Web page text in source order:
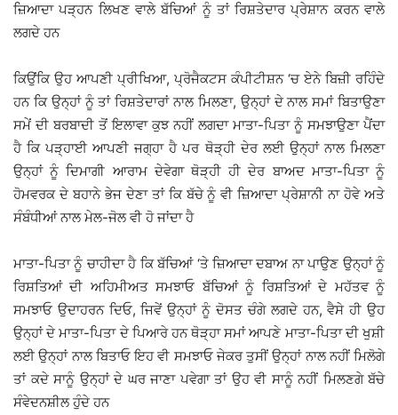
ਜ਼ਿਆਦਾ ਪੜ੍ਹਨ ਲਿਖਣ ਵਾਲੇ ਬੱਚਿਆਂ ਨੂੰ ਤਾਂ ਰਿਸ਼ਤੇਦਾਰ ਪ੍ਰੇਸ਼ਾਨ ਕਰਨ ਵਾਲੇ
ਲਗਦੇ ਹਨ
ਕਿਉਂਕਿ ਉਹ ਆਪਣੀ ਪ੍ਰੀਖਿਆ, ਪ੍ਰੋਜੈਕਟਸ ਕੰਪੀਟੀਸ਼ਨ ‘ਚ ਏਨੇ ਬਿਜ਼ੀ ਰਹਿੰਦੇ
ਹਨ ਕਿ ਉਨ੍ਹਾਂ ਨੂੰ ਤਾਂ ਰਿਸ਼ਤੇਦਾਰਾਂ ਨਾਲ ਮਿਲਣਾ, ਉਨ੍ਹਾਂ ਦੇ ਨਾਲ ਸਮਾਂ ਬਿਤਾਉਣਾ
ਸਮੇਂ ਦੀ ਬਰਬਾਦੀ ਤੋਂ ਇਲਾਵਾ ਕੁਝ ਨਹੀਂ ਲਗਦਾ ਮਾਤਾ-ਪਿਤਾ ਨੂੰ ਸਮਝਾਉਣਾ ਪੈਂਦਾ
ਹੈ ਕਿ ਪੜ੍ਹਾਈ ਆਪਣੀ ਜਗ੍ਹਾ ਹੈ ਪਰ ਥੋੜ੍ਹੀ ਦੇਰ ਲਈ ਉਨ੍ਹਾਂ ਨਾਲ ਮਿਲਣਾ
ਉਨ੍ਹਾਂ ਨੂੰ ਦਿਮਾਗੀ ਆਰਾਮ ਦੇਵੇਗਾ ਥੋੜ੍ਹੀ ਹੀ ਦੇਰ ਬਾਅਦ ਮਾਤਾ-ਪਿਤਾ ਨੂੰ
ਹੋਮਵਰਕ ਦੇ ਬਹਾਨੇ ਭੇਜ ਦੇਣਾ ਤਾਂ ਕਿ ਬੱਚੇ ਨੂੰ ਵੀ ਜ਼ਿਆਦਾ ਪ੍ਰੇਸ਼ਾਨੀ ਨਾ ਹੋਵੇ ਅਤੇ
ਸੰਬੰਧੀਆਂ ਨਾਲ ਮੇਲ-ਜੋਲ ਵੀ ਹੋ ਜਾਂਦਾ ਹੈ
ਮਾਤਾ-ਪਿਤਾ ਨੂੰ ਚਾਹੀਦਾ ਹੈ ਕਿ ਬੱਚਿਆਂ ‘ਤੇ ਜ਼ਿਆਦਾ ਦਬਾਅ ਨਾ ਪਾਉਣ ਉਨ੍ਹਾਂ ਨੂੰ
ਰਿਸ਼ਤਿਆਂ ਦੀ ਅਹਿਮੀਅਤ ਸਮਝਾਓ ਬੱਚਿਆਂ ਨੂੰ ਰਿਸ਼ਤਿਆਂ ਦੇ ਮਹੱਤਵ ਨੂੰ
ਸਮਝਾਓ ਉਦਾਹਰਨ ਦਿਓ, ਜਿਵੇਂ ਉਨ੍ਹਾਂ ਨੂੰ ਦੋਸਤ ਚੰਗੇ ਲਗਦੇ ਹਨ, ਵੈਸੇ ਹੀ ਉਹ
ਉਨ੍ਹਾਂ ਦੇ ਮਾਤਾ-ਪਿਤਾ ਦੇ ਪਿਆਰੇ ਹਨ ਥੋੜ੍ਹਾ ਸਮਾਂ ਆਪਣੇ ਮਾਤਾ-ਪਿਤਾ ਦੀ ਖੁਸ਼ੀ
ਲਈ ਉਨ੍ਹਾਂ ਨਾਲ ਬਿਤਾਓ ਇਹ ਵੀ ਸਮਝਾਓ ਜੇਕਰ ਤੁਸੀਂ ਉਨ੍ਹਾਂ ਨਾਲ ਨਹੀਂ ਮਿਲੋਗੇ
ਤਾਂ ਕਦੇ ਸਾਨੂੰ ਉਨ੍ਹਾਂ ਦੇ ਘਰ ਜਾਣਾ ਪਵੇਗਾ ਤਾਂ ਉਹ ਵੀ ਸਾਨੂੰ ਨਹੀਂ ਮਿਲਣਗੇ ਬੱਚੇ
ਸੰਵੇਦਨਸ਼ੀਲ ਹੁੰਦੇ ਹਨ